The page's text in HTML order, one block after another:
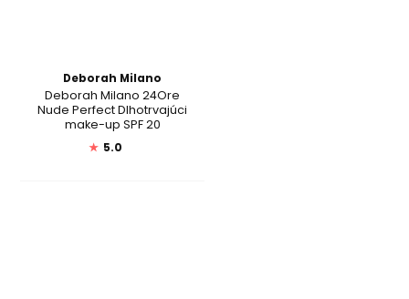
Deborah Milano
Deborah Milano 24Ore
Nude Perfect Dlhotrvajúci
make-up SPF 20
★ 5.0